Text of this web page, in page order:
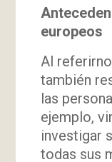
europeos
Al
también
las
ejemplo,
investigar
todas sus